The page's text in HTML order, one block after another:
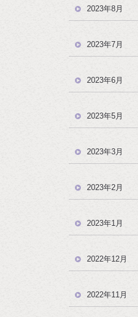
2023年8月
2023年7月
2023年6月
2023年5月
2023年3月
2023年2月
2023年1月
2022年12月
2022年11月